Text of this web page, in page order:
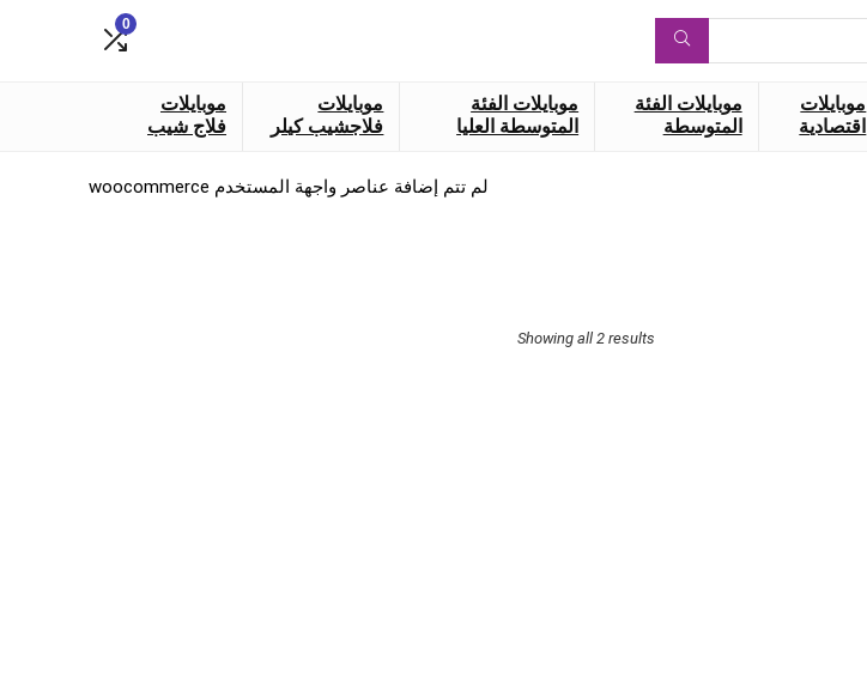
0
موبايلات
اقتصادية
موبايلات الفئة
المتوسطة
موبايلات الفئة
المتوسطة العليا
موبايلات
فلاجشيب كيلر
موبايلات
فلاج شيب
Showing all 2 results
Sorted
لم تتم إضافة عناصر واجهة المستخدم woocommerce